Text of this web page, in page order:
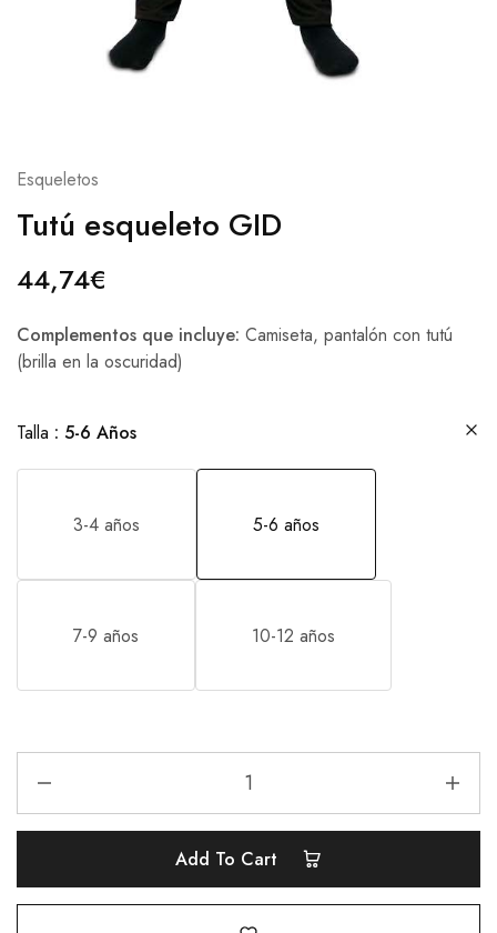
Esqueletos
Tutú esqueleto GID
44,74€
Complementos que incluye: Camiseta, pantalón con tutú
(brilla en la oscuridad)
Talla 5-6 Años
3-4 años 5-6 años
7-9 años 10-12 años
Add To Cart